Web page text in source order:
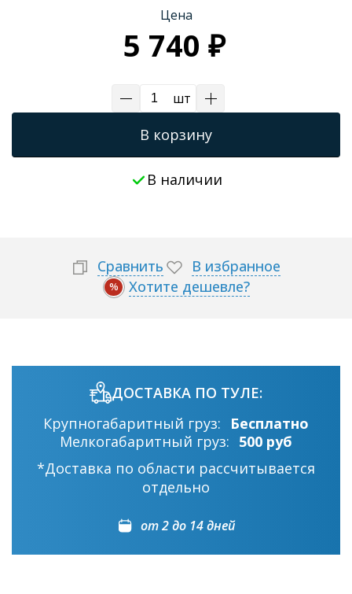
Трапы для душевых
Цена
5 740 ₽
шт
В корзину
В наличии
Сравнить В избранное
% Хотите дешевле?
ДОСТАВКА ПО ТУЛЕ:
Крупногабаритный груз:
Бесплатно
Мелкогабаритный груз: 500 руб
*Доставка по области рассчитывается
отдельно
от 2 до 14 дней